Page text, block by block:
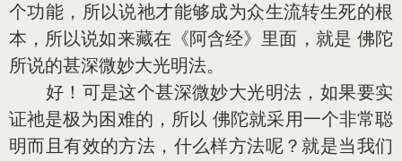
个功能，所以说祂才能够成为众生流转生死的根
本，所以说如来藏在《阿含经》里面，就是 佛陀
所说的甚深微妙大光明法。
好！可是这个甚深微妙大光明法，如果要实
证祂是极为困难的，所以 佛陀就采用一个非常聪
明而且有效的方法，什么样方法呢？就是当我们